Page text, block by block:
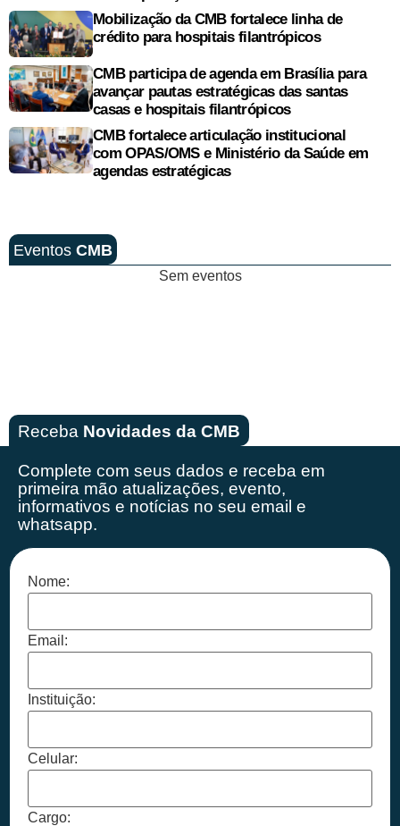
Mobilização da CMB fortalece linha de
crédito para hospitais filantrópicos
CMB participa de agenda em Brasília para
avançar pautas estratégicas das santas
casas e hospitais filantrópicos
CMB fortalece articulação institucional
com OPAS/OMS e Ministério da Saúde em
agendas estratégicas
Eventos CMB
Sem eventos
Receba Novidades da CMB
Complete com seus dados e receba em
primeira mão atualizações, evento,
informativos e notícias no seu email e
whatsapp.
Nome:
Email:
Instituição:
Celular:
Cargo: